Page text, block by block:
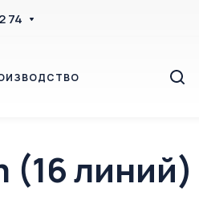
74
(16 линий)